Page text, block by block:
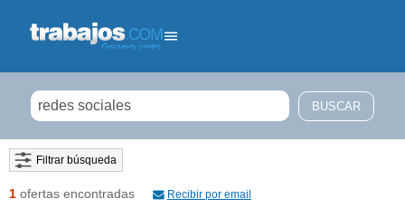
Filtrar búsqueda
1 ofertas encontradas Recibir por email